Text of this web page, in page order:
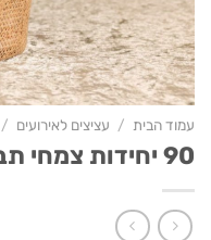
עמוד הבית / עציצים לאירועים /
90 יחידות צמחי תבלין ביוטה חומה או לבנה